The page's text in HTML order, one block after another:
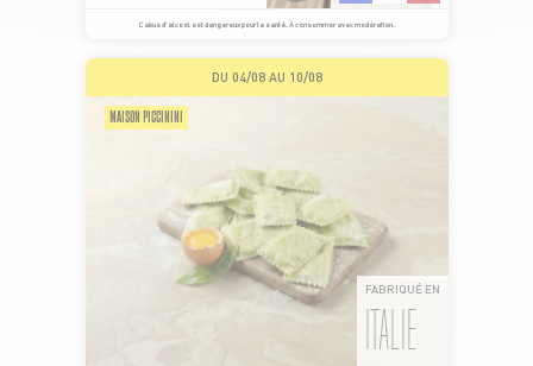
L’abus d’alcool est dangereux pour la santé. À consommer avec modération.
DU 04/08 AU 10/08
MAISON PICCININI
FABRIQUÉ EN
ITALIE